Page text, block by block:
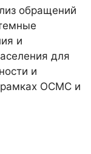
обращений
и
для
и
рамках ОСМС и